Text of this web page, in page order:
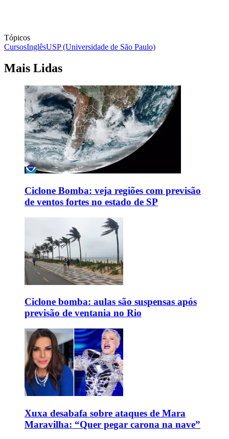
Tópicos
CursosInglêsUSP (Universidade de São Paulo)
Mais Lidas
Ciclone Bomba: veja regiões com previsão
de ventos fortes no estado de SP
Ciclone bomba: aulas são suspensas após
previsão de ventania no Rio
Xuxa desabafa sobre ataques de Mara
Maravilha: “Quer pegar carona na nave”